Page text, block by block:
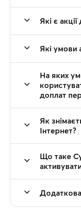
Які є
Які умови
На яких
доплат
Як
Інтернет?
Що таке